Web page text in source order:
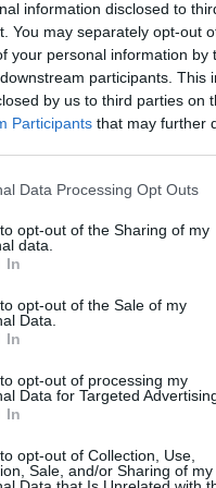
information disclosed to
You may separately opt-out
your personal information by
downstream participants. This
by us to third parties on
Participants that may further
Data Processing Opt Outs
opt-out of the Sharing of my
data.
In
opt-out of the Sale of my
Data.
In
opt-out of processing my
Data for Targeted
In
opt-out of Collection, Use,
Sale, and/or Sharing of my
στο e-mail σας τα
και τον Πολιτισμό!
Σχετικά Άρθρα